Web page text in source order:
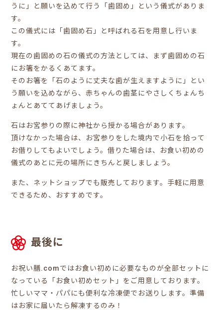
うに」と願いを込めて行う「歯固め」という儀式がありま
す。
この儀式には「歯固め石」と呼ばれる石を用意し行いま
す。
現在の歯固めの石の儀式の方法としては、まず歯固めの石
にお箸をかるくあてます。
そのお箸を「石のように丈夫な歯が生えますように」とい
う願いを込めながら、赤ちゃんの歯茎にやさしくちょんち
ょんとあててあげましょう。
石はお宮参りの際に神社から授かる場合があります。
頂けなかった場合は、お宮参りをした境内で小石を拾って
お借りしてもよいでしょう。借りた場合は、お食い初めの
儀式のあとに元の場所にきちんと戻しましょう。
また、ネットショップでも販売しております。手軽に用意
できるため、おすすめです。
最後に
お祝い膳.comではお食い初めに必要なものが全部セットに
なっている「お食い初めセット」をご用意しております。
忙しいママ・パパにも便利な冷凍便でお送りします。準備
はお家に届いたら解凍するのみ！